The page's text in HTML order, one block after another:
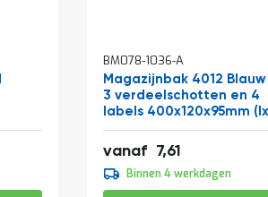
BM078-1036-A
Magazijnbak 4012
3 verdeelschotten en 4
labels 400x120x95mm
vanaf 7,61
Binnen 4 werkdagen